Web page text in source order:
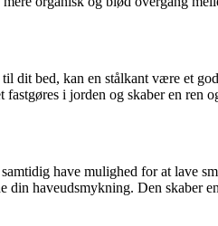
dit bed, kan en stålkant være et
i jorden og skaber en ren
have mulighed for at lave
din haveudsmykning. Den